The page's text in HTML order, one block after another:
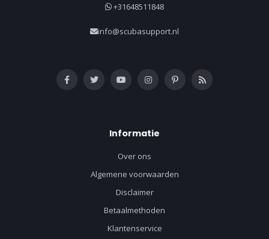
+31648511848
info@scubasupport.nl
Informatie
Over ons
Algemene voorwaarden
Disclaimer
Betaalmethoden
Klantenservice